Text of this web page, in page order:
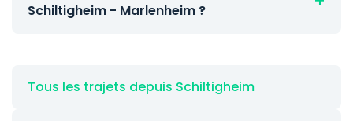
Schiltigheim - Marlenheim ?
Tous les trajets depuis Schiltigheim